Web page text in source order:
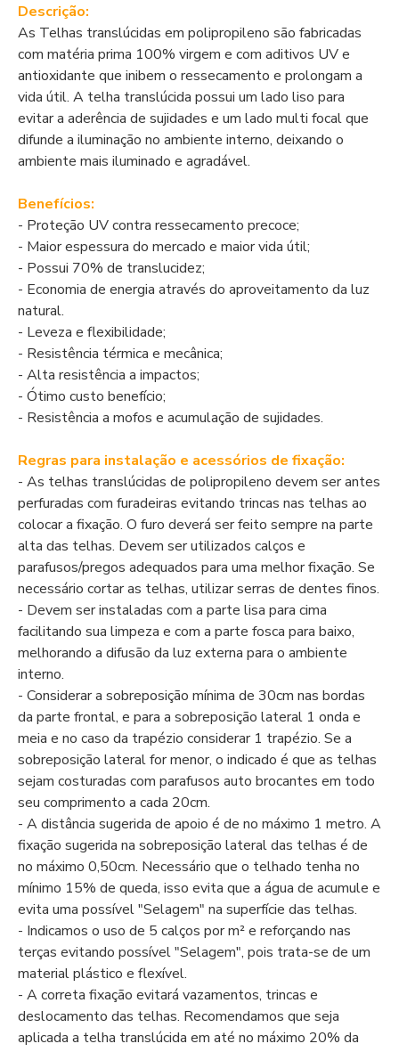
Descrição:
As Telhas translúcidas em polipropileno são fabricadas
com matéria prima 100% virgem e com aditivos UV e
antioxidante que inibem o ressecamento e prolongam a
vida útil. A telha translúcida possui um lado liso para
evitar a aderência de sujidades e um lado multi focal que
difunde a iluminação no ambiente interno, deixando o
ambiente mais iluminado e agradável.
Benefícios:
- Proteção UV contra ressecamento precoce;
- Maior espessura do mercado e maior vida útil;
- Possui 70% de translucidez;
- Economia de energia através do aproveitamento da luz
natural.
- Leveza e flexibilidade;
- Resistência térmica e mecânica;
- Alta resistência a impactos;
- Ótimo custo benefício;
- Resistência a mofos e acumulação de sujidades.
Regras para instalação e acessórios de fixação:
- As telhas translúcidas de polipropileno devem ser antes
perfuradas com furadeiras evitando trincas nas telhas ao
colocar a fixação. O furo deverá ser feito sempre na parte
alta das telhas. Devem ser utilizados calços e
parafusos/pregos adequados para uma melhor fixação. Se
necessário cortar as telhas, utilizar serras de dentes finos.
- Devem ser instaladas com a parte lisa para cima
facilitando sua limpeza e com a parte fosca para baixo,
melhorando a difusão da luz externa para o ambiente
interno.
- Considerar a sobreposição mínima de 30cm nas bordas
da parte frontal, e para a sobreposição lateral 1 onda e
meia e no caso da trapézio considerar 1 trapézio. Se a
sobreposição lateral for menor, o indicado é que as telhas
sejam costuradas com parafusos auto brocantes em todo
seu comprimento a cada 20cm.
- A distância sugerida de apoio é de no máximo 1 metro. A
fixação sugerida na sobreposição lateral das telhas é de
no máximo 0,50cm. Necessário que o telhado tenha no
mínimo 15% de queda, isso evita que a água de acumule e
evita uma possível "Selagem" na superfície das telhas.
- Indicamos o uso de 5 calços por m² e reforçando nas
terças evitando possível "Selagem", pois trata-se de um
material plástico e flexível.
- A correta fixação evitará vazamentos, trincas e
deslocamento das telhas. Recomendamos que seja
aplicada a telha translúcida em até no máximo 20% da